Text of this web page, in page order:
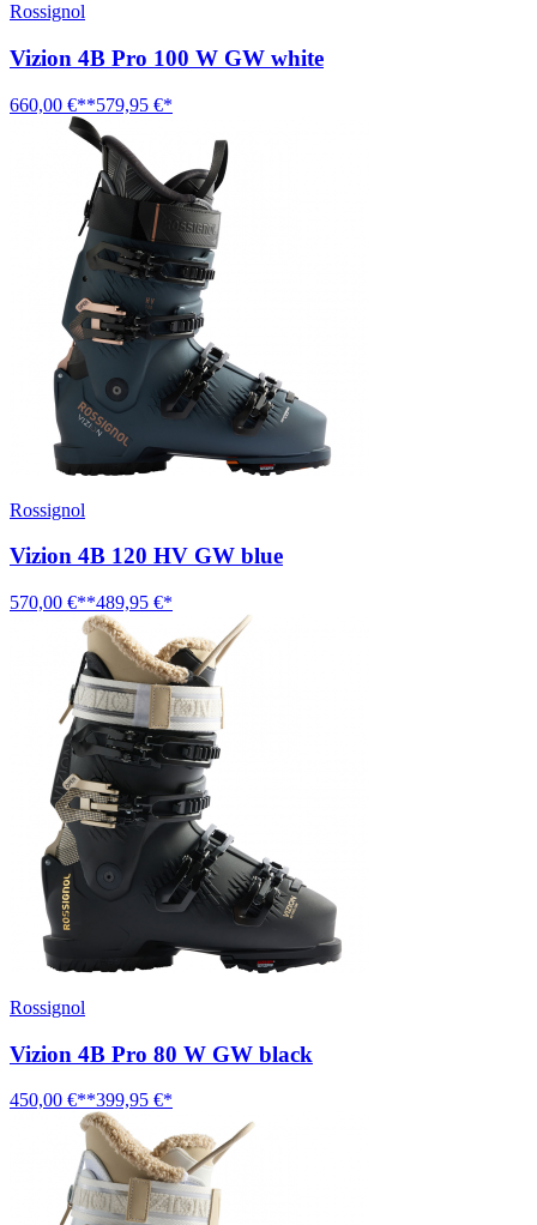
Rossignol
Vizion 4B Pro 100 W GW white
660,00 €**579,95 €*
Rossignol
Vizion 4B 120 HV GW blue
570,00 €**489,95 €*
Rossignol
Vizion 4B Pro 80 W GW black
450,00 €**399,95 €*